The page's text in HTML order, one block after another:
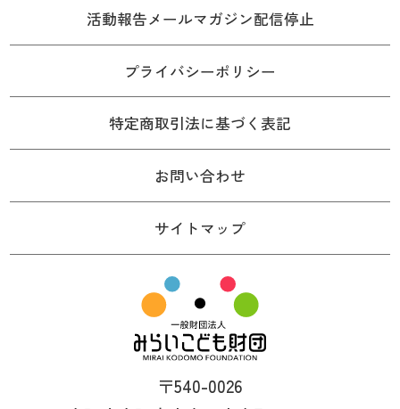
活動報告メールマガジン配信停止
プライバシーポリシー
特定商取引法に基づく表記
お問い合わせ
サイトマップ
〒540-0026